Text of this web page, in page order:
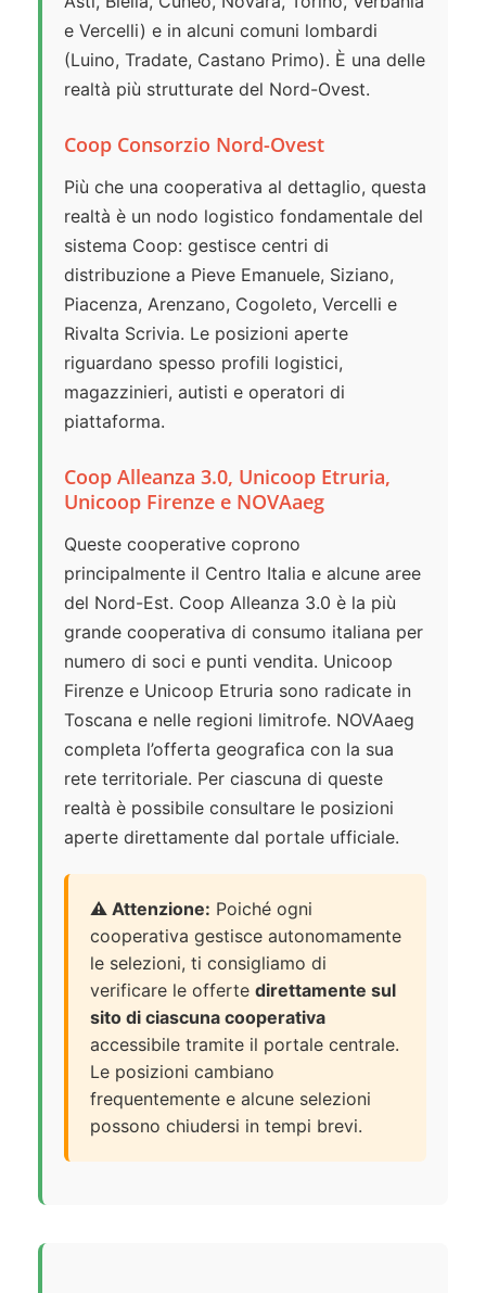
e Vercelli) e in alcuni comuni lombardi
(Luino, Tradate, Castano Primo). È una delle
realtà più strutturate del Nord-Ovest.
Coop Consorzio Nord-Ovest
Più che una cooperativa al dettaglio, questa
realtà è un nodo logistico fondamentale del
sistema Coop: gestisce centri di
distribuzione a Pieve Emanuele, Siziano,
Piacenza, Arenzano, Cogoleto, Vercelli e
Rivalta Scrivia. Le posizioni aperte
riguardano spesso profili logistici,
magazzinieri, autisti e operatori di
piattaforma.
Coop Alleanza 3.0, Unicoop Etruria,
Unicoop Firenze e NOVAaeg
Queste cooperative coprono
principalmente il Centro Italia e alcune aree
del Nord-Est. Coop Alleanza 3.0 è la più
grande cooperativa di consumo italiana per
numero di soci e punti vendita. Unicoop
Firenze e Unicoop Etruria sono radicate in
Toscana e nelle regioni limitrofe. NOVAaeg
completa l’offerta geografica con la sua
rete territoriale. Per ciascuna di queste
realtà è possibile consultare le posizioni
aperte direttamente dal portale ufficiale.
⚠️ Attenzione: Poiché ogni
cooperativa gestisce autonomamente
le selezioni, ti consigliamo di
verificare le offerte direttamente sul
sito di ciascuna cooperativa
accessibile tramite il portale centrale.
Le posizioni cambiano
frequentemente e alcune selezioni
possono chiudersi in tempi brevi.